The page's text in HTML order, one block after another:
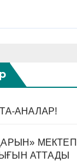
АНАЛАР!
МЕКТЕП
АТТАДЫ